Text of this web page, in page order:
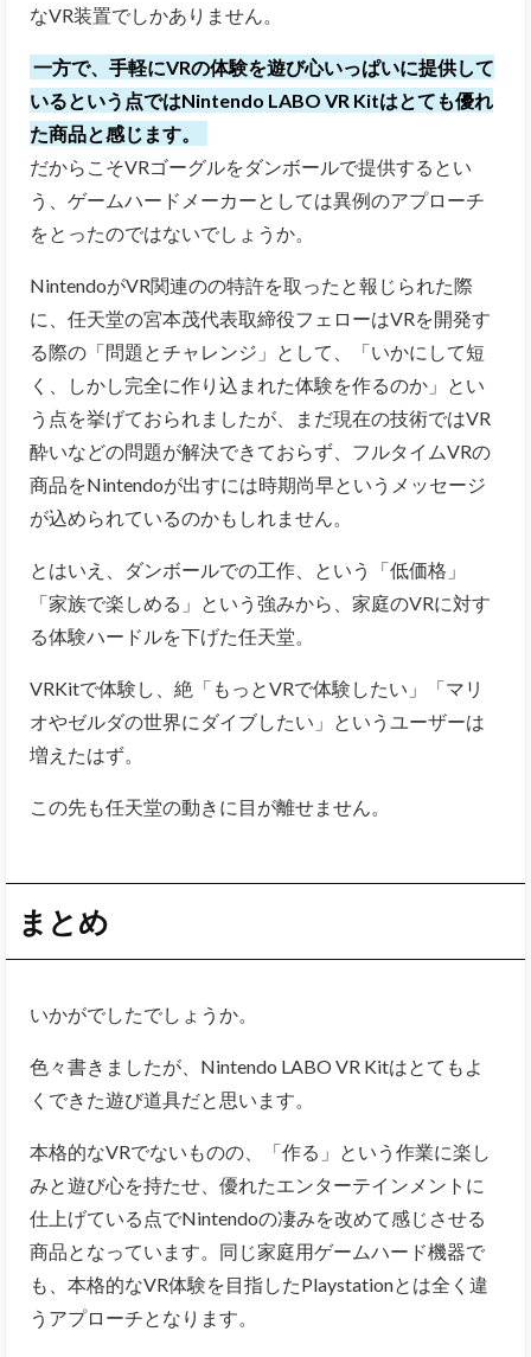
なVR装置でしかありません。
一方で、手軽にVRの体験を遊び心いっぱいに提供して
いるという点ではNintendo LABO VR Kitはとても優れ
た商品と感じます。
だからこそVRゴーグルをダンボールで提供するとい
う、ゲームハードメーカーとしては異例のアプローチ
をとったのではないでしょうか。
NintendoがVR関連のの特許を取ったと報じられた際
に、任天堂の宮本茂代表取締役フェローはVRを開発す
る際の「問題とチャレンジ」として、「いかにして短
く、しかし完全に作り込まれた体験を作るのか」とい
う点を挙げておられましたが、まだ現在の技術ではVR
酔いなどの問題が解決できておらず、フルタイムVRの
商品をNintendoが出すには時期尚早というメッセージ
が込められているのかもしれません。
とはいえ、ダンボールでの工作、という「低価格」
「家族で楽しめる」という強みから、家庭のVRに対す
る体験ハードルを下げた任天堂。
VRKitで体験し、絶「もっとVRで体験したい」「マリ
オやゼルダの世界にダイブしたい」というユーザーは
増えたはず。
この先も任天堂の動きに目が離せません。
まとめ
いかがでしたでしょうか。
色々書きましたが、Nintendo LABO VR Kitはとてもよ
くできた遊び道具だと思います。
本格的なVRでないものの、「作る」という作業に楽し
みと遊び心を持たせ、優れたエンターテインメントに
仕上げている点でNintendoの凄みを改めて感じさせる
商品となっています。同じ家庭用ゲームハード機器で
も、本格的なVR体験を目指したPlaystationとは全く違
うアプローチとなります。